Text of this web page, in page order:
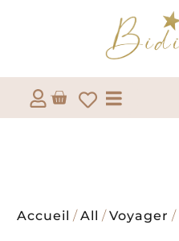
Accueil /All /Voyager /